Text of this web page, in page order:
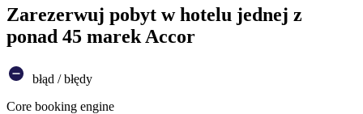
Zarezerwuj pobyt w hotelu jednej z
ponad 45 marek Accor
błąd / błędy
Core booking engine